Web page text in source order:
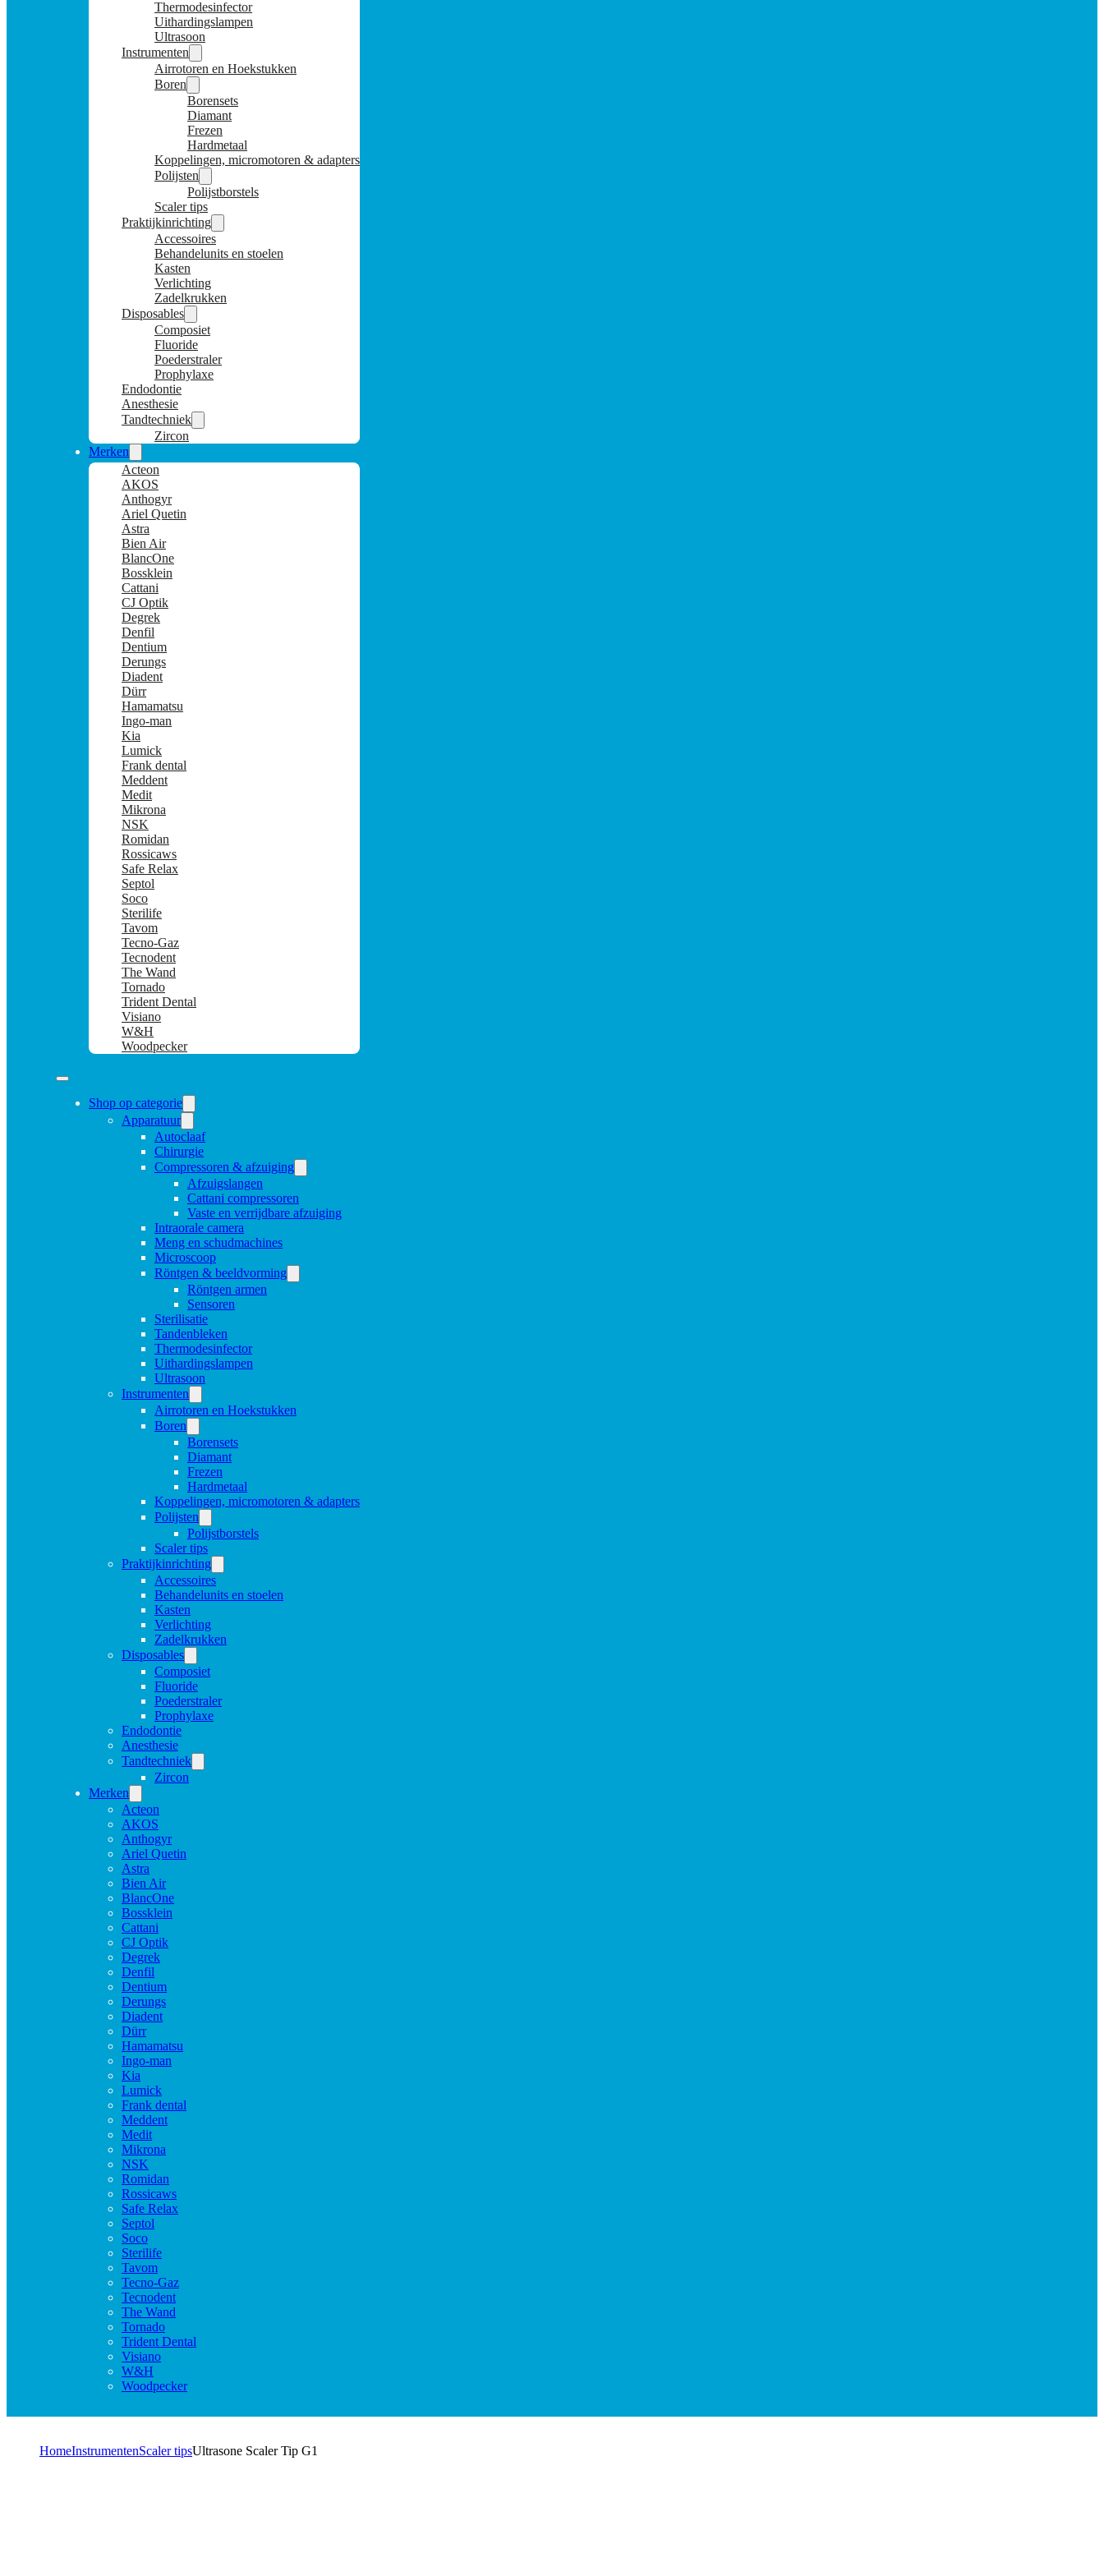
Thermodesinfector
Uithardingslampen
Ultrasoon
Instrumenten
Airrotoren en Hoekstukken
Boren
Borensets
Diamant
Frezen
Hardmetaal
Koppelingen, micromotoren & adapters
Polijsten
Polijstborstels
Scaler tips
Praktijkinrichting
Accessoires
Behandelunits en stoelen
Kasten
Verlichting
Zadelkrukken
Disposables
Composiet
Fluoride
Poederstraler
Prophylaxe
Endodontie
Anesthesie
Tandtechniek
Zircon
Merken
Acteon
AKOS
Anthogyr
Ariel Quetin
Astra
Bien Air
BlancOne
Bossklein
Cattani
CJ Optik
Degrek
Denfil
Dentium
Derungs
Diadent
Dürr
Hamamatsu
Ingo-man
Kia
Lumick
Frank dental
Meddent
Medit
Mikrona
NSK
Romidan
Rossicaws
Safe Relax
Septol
Soco
Sterilife
Tavom
Tecno-Gaz
Tecnodent
The Wand
Tornado
Trident Dental
Visiano
W&H
Woodpecker
Shop op categorie
Apparatuur
Autoclaaf
Chirurgie
Compressoren & afzuiging
Afzuigslangen
Cattani compressoren
Vaste en verrijdbare afzuiging
Intraorale camera
Meng en schudmachines
Microscoop
Röntgen & beeldvorming
Röntgen armen
Sensoren
Sterilisatie
Tandenbleken
Thermodesinfector
Uithardingslampen
Ultrasoon
Instrumenten
Airrotoren en Hoekstukken
Boren
Borensets
Diamant
Frezen
Hardmetaal
Koppelingen, micromotoren & adapters
Polijsten
Polijstborstels
Scaler tips
Praktijkinrichting
Accessoires
Behandelunits en stoelen
Kasten
Verlichting
Zadelkrukken
Disposables
Composiet
Fluoride
Poederstraler
Prophylaxe
Endodontie
Anesthesie
Tandtechniek
Zircon
Merken
Acteon
AKOS
Anthogyr
Ariel Quetin
Astra
Bien Air
BlancOne
Bossklein
Cattani
CJ Optik
Degrek
Denfil
Dentium
Derungs
Diadent
Dürr
Hamamatsu
Ingo-man
Kia
Lumick
Frank dental
Meddent
Medit
Mikrona
NSK
Romidan
Rossicaws
Safe Relax
Septol
Soco
Sterilife
Tavom
Tecno-Gaz
Tecnodent
The Wand
Tornado
Trident Dental
Visiano
W&H
Woodpecker
HomeInstrumentenScaler tipsUltrasone Scaler Tip G1